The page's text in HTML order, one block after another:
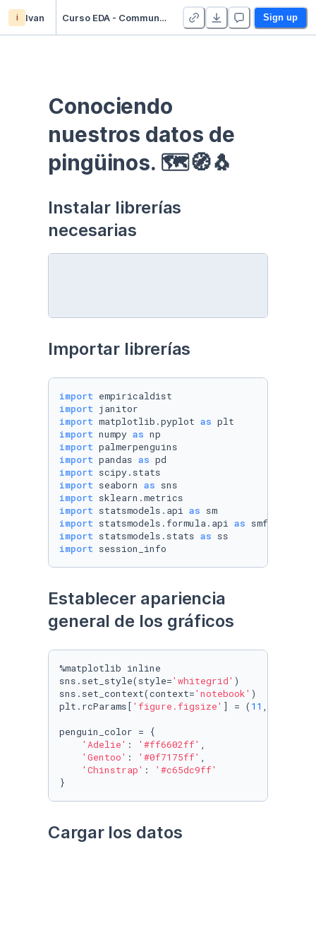
i Ivan Curso EDA - Communication - Duplicate Sign up
Conociendo
nuestros datos de
pingüinos. 🗺🧭🐧
Instalar librerías
necesarias
Importar librerías
import
import
import matplotlib.pyplot as
import numpy as
import
import pandas as
import
import seaborn as
import
import statsmodels.api as
import statsmodels.formula.api as
import statsmodels.stats as
import session_info
Establecer apariencia
general de los gráficos
%matplotlib inline
sns.set_style(style='whitegrid' )
sns.set_context(context='notebook' )
plt.rcParams[ 'figure.figsize' ] = ( 11 ,
penguin_color = {
'Adelie' : '#ff6602ff' ,
'Gentoo' : '#0f7175ff' ,
'Chinstrap' :
'#c65dc9ff'
}
Cargar los datos